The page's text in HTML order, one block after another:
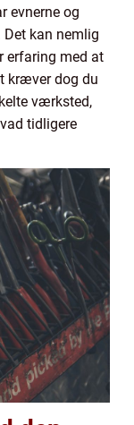
evnerne og
kan nemlig
erfaring med at
kræver dog du
værksted,
tidligere